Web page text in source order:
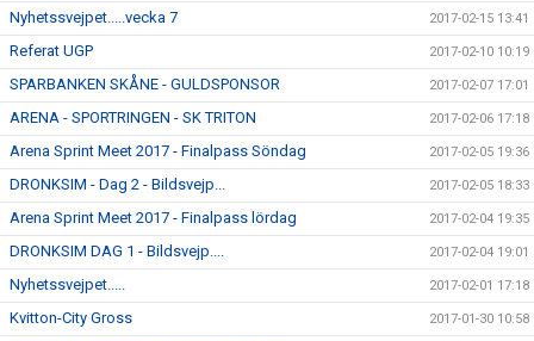
Nyhetssvejpet.....vecka 7 2017-02-15 13:41
Referat UGP 2017-02-10 10:19
SPARBANKEN SKÅNE - GULDSPONSOR 2017-02-07 17:01
ARENA - SPORTRINGEN - SK TRITON 2017-02-06 17:18
Arena Sprint Meet 2017 - Finalpass Söndag 2017-02-05 19:36
DRONKSIM - Dag 2 - Bildsvejp... 2017-02-05 18:33
Arena Sprint Meet 2017 - Finalpass lördag 2017-02-04 19:35
DRONKSIM DAG 1 - Bildsvejp.... 2017-02-04 19:01
Nyhetssvejpet..... 2017-02-01 17:18
Kvitton-City Gross 2017-01-30 10:58